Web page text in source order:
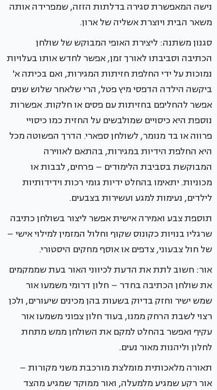
נישה המאפשרת סגירה בדלתות הזזה, שמפרידה אותה
משאר הבית ויוצרת אשליה של ארון.
סגנון משתנה: ליצירת האופי המבוקש של שולחן
הכתיבה וסביבתו לאורך זמן, אפשר לחדש אותו בעלויות
נמוכות על ידי החלפת חזיתות המגירות, ואם בכיתה א'
ביקשה הילדה הדפסי מיץ פטל, הרי שלאחר שלוש שנים
אפשר להחליפם בחזיתות עם פסים או חלקות. אפשרות
נוספת היא כיסויים שמולבשים על החזית כמו כיסויי
פרווה או בד מנומר, לשולחן ספארי. הדרך הפשוטה מכל
היא החלפת הידיות במגירות, בהתאם לאווירה
המבוקשת בסביבת הלימודים – פרחים, לבבות או
מכוניות. יתאימו בהחלט ידיות גומי רכות וידידותיות
לילדים, נעימות למגע ועשירות בצבעים.
תוספת צבע ואמירה אישית אפשר ליצור בשולחן כתיבה
שרגליו בנויות כקונוס שקוף וחלול המזמין למילוי אישי –
של חול צבעוני, צדפים או אוסף מחקים היסטורי.
אור: חשוב לתת את הדעת לכיווני האור בעת שממקמים
את שולחן הכתיבה בחדר – חלון דרומי משמעו אור
שמש ישיר וחזק בדיוק בשעות בהן מכינים שיעורים, ולכן
רצוי לשבת הרחק ממנו, בעוד חלון צפוני משמעו אור
עקיף ואפשר בהחלט למקם את השולחן ממש מתחת
לחלון וליהנות מאור נעים.
תאורה מלאכותית מומלצת מורכבת משני מקורות –
אור רקע שמגיע מלמעלה, ואור ממוקד שמגיע מהצד